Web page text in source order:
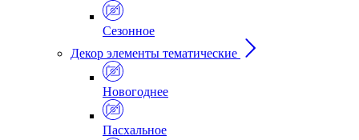
Сезонное
Декор элементы тематические
Новогоднее
Пасхальное